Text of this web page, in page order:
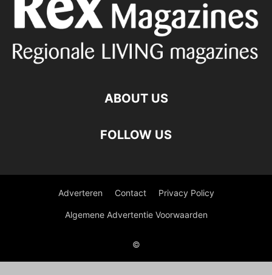
ABOUT US
FOLLOW US
Adverteren Contact Privacy Policy
Algemene Advertentie Voorwaarden
©